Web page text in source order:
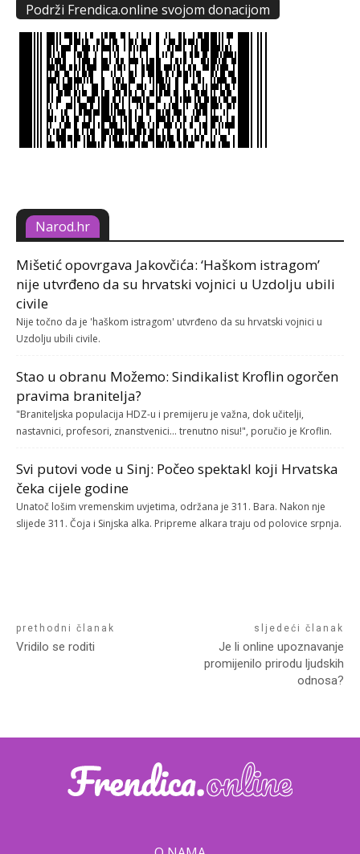
Podrži Frendica.online svojom donacijom
Narod.hr
Mišetić opovrgava Jakovčića: ‘Haškom istragom’
nije utvrđeno da su hrvatski vojnici u Uzdolju ubili
civile
Nije točno da je 'haškom istragom' utvrđeno da su hrvatski vojnici u
Uzdolju ubili civile.
Stao u obranu Možemo: Sindikalist Kroflin ogorčen
pravima branitelja?
"Braniteljska populacija HDZ-u i premijeru je važna, dok učitelji,
nastavnici, profesori, znanstvenici... trenutno nisu!", poručio je Kroflin.
Svi putovi vode u Sinj: Počeo spektakl koji Hrvatska
čeka cijele godine
Unatoč lošim vremenskim uvjetima, održana je 311. Bara. Nakon nje
slijede 311. Čoja i Sinjska alka. Pripreme alkara traju od polovice srpnja.
prethodni članak
Vridilo se roditi
sljedeći članak
Je li online upoznavanje
promijenilo prirodu ljudskih
odnosa?